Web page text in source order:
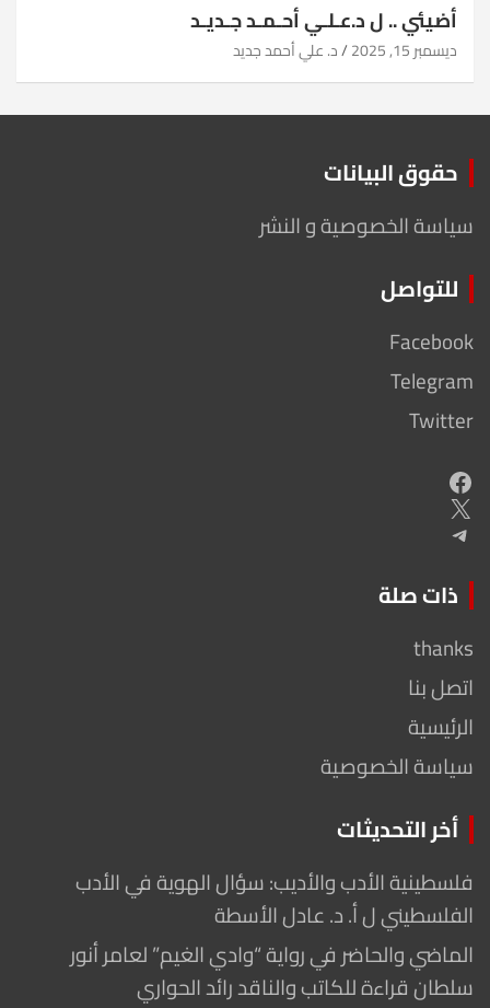
أضيئي .. ل د.عـلـي أحـمـد جـديـد
ديسمبر 15, 2025 د. علي أحمد جديد
حقوق البيانات
سياسة الخصوصية و النشر
للتواصل
Facebook
Telegram
Twitter
Facebook
X
Telegram
ذات صلة
thanks
اتصل بنا
الرئيسية
سياسة الخصوصية
أخر التحديثات
فلسطينية الأدب والأديب: سؤال الهوية في الأدب
الفلسطيني ل أ. د. عادل الأسطة
الماضي والحاضر في رواية “وادي الغيم” لعامر أنور
سلطان قراءة للكاتب والناقد رائد الحواري